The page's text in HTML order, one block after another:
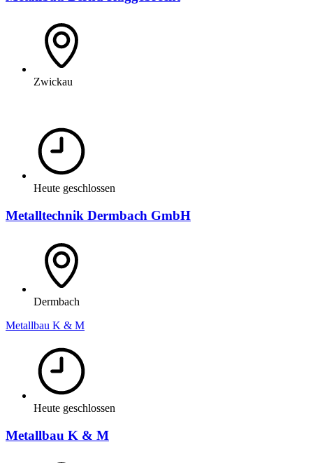
Zwickau
Heute geschlossen
Metalltechnik Dermbach GmbH
Dermbach
Metallbau K & M
Heute geschlossen
Metallbau K & M